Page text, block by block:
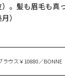
）。髪も眉毛も
月）
ラウス￥10880／